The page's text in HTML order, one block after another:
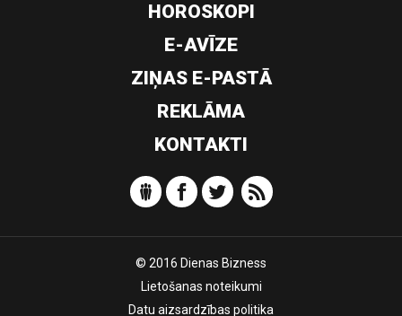
HOROSKOPI
E-AVĪZE
ZIŅAS E-PASTĀ
REKLĀMA
KONTAKTI
© 2016 Dienas Bizness
Lietošanas noteikumi
Datu aizsardzības politika